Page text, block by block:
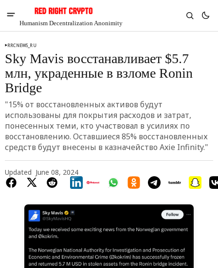
Humanism Decentralization Anonimity
Chia
$1.33
RRCNEWS_RU
Sky Mavis восстанавливает $5.7
млн, украденные в взломе Ronin
Bridge
"15% от восстановленных активов будут
использованы для покрытия расходов и затрат,
понесенных теми, кто участвовал в усилиях по
восстановлению. Оставшиеся 85% восстановленных
средств будут внесены в казначейство Axie Infinity."
Updated June 08, 2024